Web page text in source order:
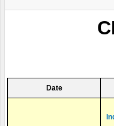
Date